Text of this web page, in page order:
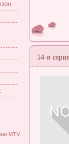
MTV
54-я